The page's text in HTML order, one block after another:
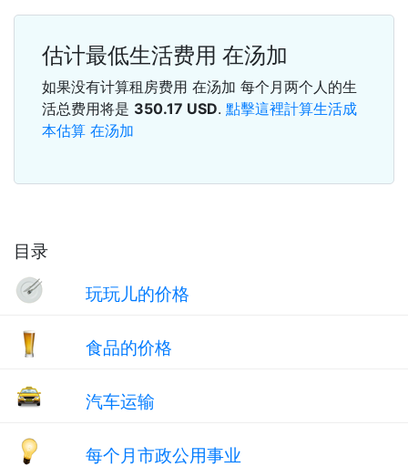
目录
玩玩儿的价格
食品的价格
汽车运输
每个月市政公用事业
估计最低生活费用 在汤加
如果没有计算租房费用 在汤加 每个月两个人的生
活总费用将是 350.17 USD. 點擊這裡計算生活成
本估算 在汤加